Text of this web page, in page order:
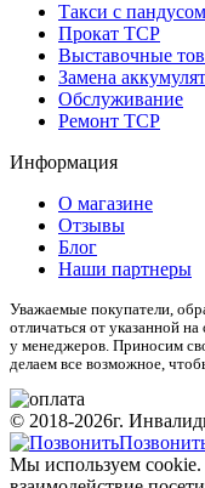
Такси с пандусом
Прокат ТСР
Выставочные
Замена
Обслуживание
Ремонт ТСР
Информация
О магазине
Отзывы
Блог
Наши партнеры
Уважаемые покупатели,
отличаться от указанной
у менеджеров. Приносим
делаем все возможное,
© 2018-2026г.
Мы используем cookie.